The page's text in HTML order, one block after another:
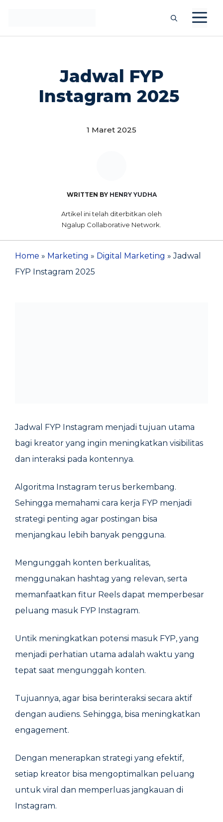
isi
Jadwal FYP
Instagram 2025
1 Maret 2025
WRITTEN BY HENRY YUDHA
Artikel ini telah diterbitkan oleh
Ngalup Collaborative Network.
Home » Marketing » Digital Marketing »Jadwal
FYP Instagram 2025
Jadwal FYP Instagram menjadi tujuan utama
bagi kreator yang ingin meningkatkan visibilitas
dan interaksi pada kontennya.
Algoritma Instagram terus berkembang.
Sehingga memahami cara kerja FYP menjadi
strategi penting agar postingan bisa
menjangkau lebih banyak pengguna.
Mengunggah konten berkualitas,
menggunakan hashtag yang relevan, serta
memanfaatkan fitur Reels dapat memperbesar
peluang masuk FYP Instagram.
Untik meningkatkan potensi masuk FYP, yang
menjadi perhatian utama adalah waktu yang
tepat saat mengunggah konten.
Tujuannya, agar bisa berinteraksi secara aktif
dengan audiens. Sehingga, bisa meningkatkan
engagement.
Dengan menerapkan strategi yang efektif,
setiap kreator bisa mengoptimalkan peluang
untuk viral dan memperluas jangkauan di
Instagram.